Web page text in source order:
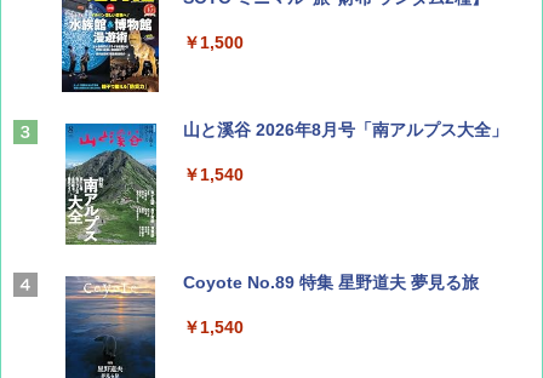
￥1,500
山と溪谷 2026年8月号「南アルプス大全」
￥1,540
Coyote No.89 特集 星野道夫 夢見る旅
￥1,540